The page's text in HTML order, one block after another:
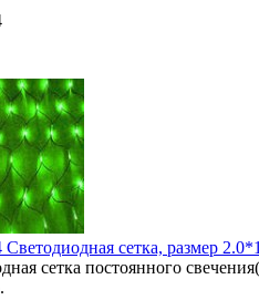
Светодиодная сетка, размер
сетка постоянного